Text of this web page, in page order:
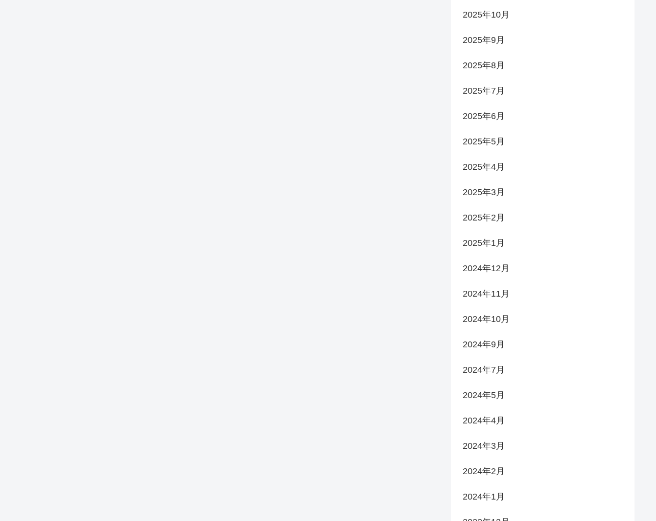
2025年10月
2025年9月
2025年8月
2025年7月
2025年6月
2025年5月
2025年4月
2025年3月
2025年2月
2025年1月
2024年12月
2024年11月
2024年10月
2024年9月
2024年7月
2024年5月
2024年4月
2024年3月
2024年2月
2024年1月